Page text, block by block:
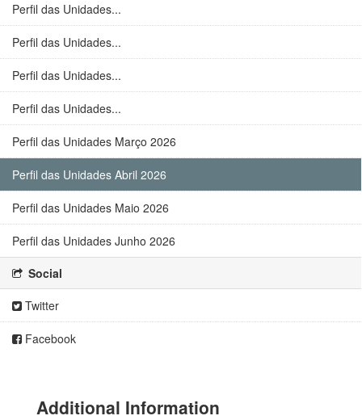
Perfil das Unidades...
Perfil das Unidades...
Perfil das Unidades...
Perfil das Unidades...
Perfil das Unidades Março 2026
Perfil das Unidades Abril 2026
Perfil das Unidades Maio 2026
Perfil das Unidades Junho 2026
Social
Twitter
Facebook
Additional Information